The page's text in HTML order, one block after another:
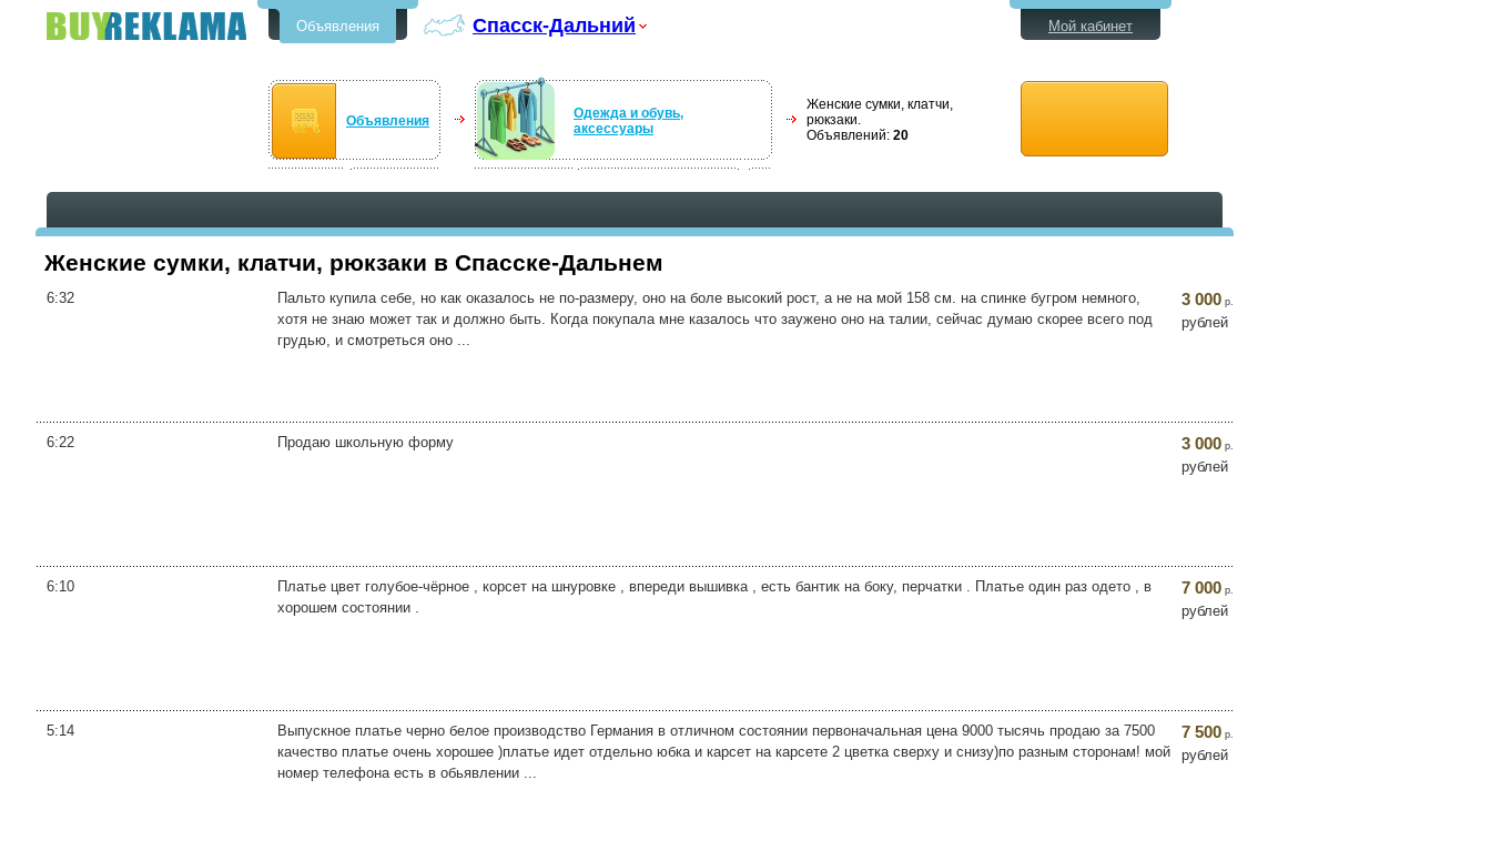
Объявления Спасск-Дальний
Объявления
Одежда и обувь,
аксессуары
Женские сумки, клатчи,
рюкзаки.
Объявлений: 20
Мой кабинет
Женские сумки, клатчи, рюкзаки в Спасске-Дальнем
6:32
Пальто купила себе, но как оказалось не по-размеру, оно на боле высокий рост, а не на мой 158 см. на спинке бугром немного,
хотя не знаю может так и должно быть. Когда покупала мне казалось что заужено оно на талии, сейчас думаю скорее всего под
грудью, и смотреться оно ...
3 000 р.
рублей
6:22 Продаю школьную форму 3 000 р.
рублей
6:10
Платье цвет голубое-чёрное , корсет на шнуровке , впереди вышивка , есть бантик на боку, перчатки . Платье один раз одето , в
хорошем состоянии .
7 000 р.
рублей
5:14
Выпускное платье черно белое производство Германия в отличном состоянии первоначальная цена 9000 тысячь продаю за 7500
качество платье очень хорошее )платье идет отдельно юбка и карсет на карсете 2 цветка сверху и снизу)по разным сторонам! мой
номер телефона есть в обьявлении ...
7 500 р.
рублей